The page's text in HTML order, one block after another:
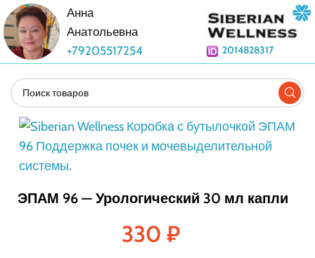
Анна
Анатольевна
+79205517254
2014828317
ЭПАМ 96 — Урологический 30 мл капли
330 ₽